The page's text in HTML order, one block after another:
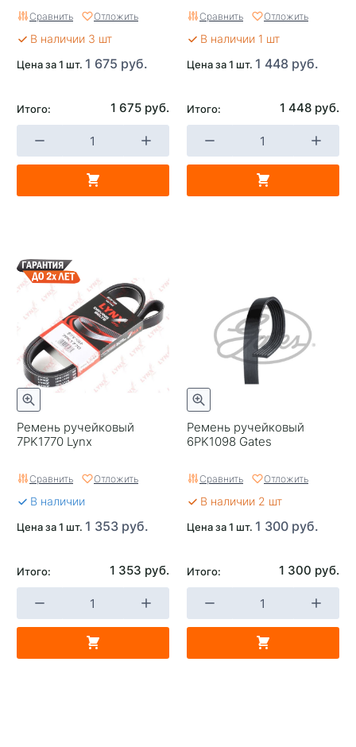
Сравнить Отложить
В наличии 3 шт
Цена за 1 шт. 1 675 руб.
Итого: 1 675 руб.
Сравнить Отложить
В наличии 1 шт
Цена за 1 шт. 1 448 руб.
Итого: 1 448 руб.
Ремень ручейковый
7PK1770 Lynx
Сравнить Отложить
В наличии
Цена за 1 шт. 1 353 руб.
Итого: 1 353 руб.
Ремень ручейковый
6PK1098 Gates
Сравнить Отложить
В наличии 2 шт
Цена за 1 шт. 1 300 руб.
Итого: 1 300 руб.